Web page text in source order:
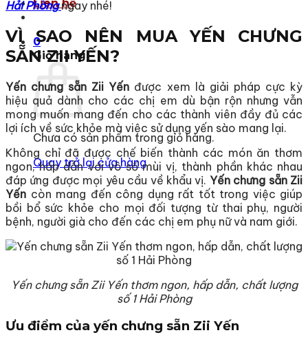
Liên hệ
0
Giỏ hàng
Chưa có sản phẩm trong giỏ hàng.
Quay trở lại cửa hàng
Hải Phòng ngay nhé!
VÌ SAO NÊN MUA YẾN CHƯNG
SẴN ZII YẾN?
Yến chưng sẵn Zii Yến được xem là giải pháp cực kỳ
hiệu quả dành cho các chị em dù bận rộn nhưng vẫn
mong muốn mang đến cho các thành viên đầy đủ các
lợi ích về sức khỏe mà việc sử dụng yến sào mang lại.
Không chỉ đã được chế biến thành các món ăn thơm
ngon, hấp dẫn với vô số mùi vị, thành phần khác nhau
đáp ứng được mọi yêu cầu về khẩu vị. Yến chưng sẵn Zii
Yến còn mang đến công dụng rất tốt trong việc giúp
bồi bổ sức khỏe cho mọi đối tượng từ thai phụ, người
bệnh, người già cho đến các chị em phụ nữ và nam giới.
Yến chưng sẵn Zii Yến thơm ngon, hấp dẫn, chất lượng
số 1 Hải Phòng
Ưu điểm của yến chưng sẵn Zii Yến